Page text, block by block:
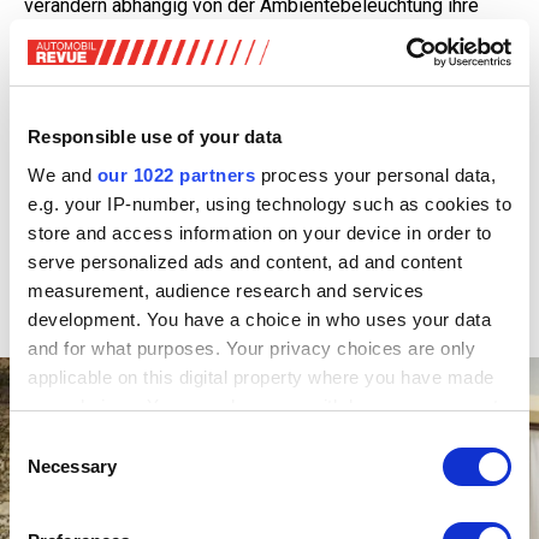
Responsible use of your data
We and our 1022 partners process your personal data,
e.g. your IP-number, using technology such as cookies to
store and access information on your device in order to
serve personalized ads and content, ad and content
measurement, audience research and services
development. You have a choice in who uses your data
and for what purposes. Your privacy choices are only
applicable on this digital property where you have made
your choices. You can change or withdraw your consent
the Privacy trigger icon.
Consent
Selection
Necessary
verändern abhängig von der Ambientebeleuchtung ihre
Anmutung. Hinzu kommen ein grosses Panorama-
Glasdach sowie ein Mark-Levinson-Soundsystem.
Dickere Scheiben, zusätzliche Dämmmassnahmen und
Geräuschkomfort erhöhen.
Der variable Fond erlaubt das Umklappen der hinteren
Sitzreihen. Konkrete Angaben zum Ladevolumen nennt
Lexus noch nicht. Laut Hersteller sollen jedoch zwei
Fahrräder ins Heck passen. Bei aufgestellter dritter
Sitzreihe finden bis zu vier 55-Liter-Koffer Platz.